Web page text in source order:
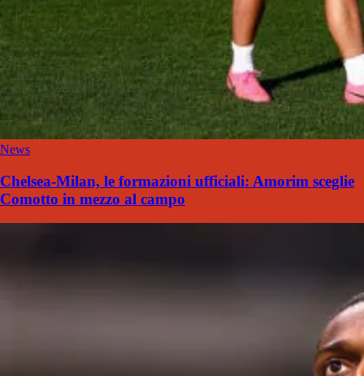
News
Chelsea-Milan, le formazioni ufficiali: Amorim sceglie
Comotto in mezzo al campo